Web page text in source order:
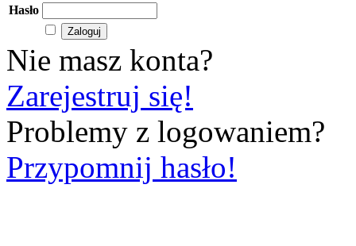
Hasło
Nie masz konta?
Zarejestruj się!
Problemy z logowaniem?
Przypomnij hasło!